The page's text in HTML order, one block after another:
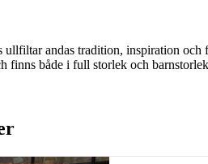
andas tradition, inspiration
finns både i full storlek och